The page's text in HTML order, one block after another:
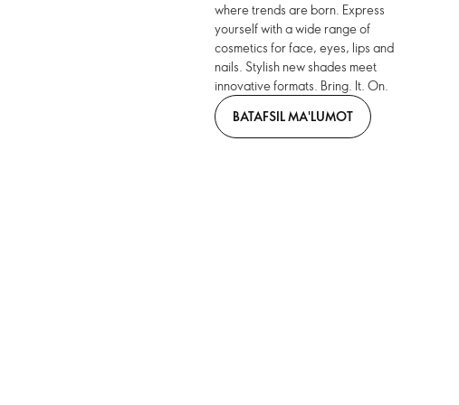
where trends are born. Express
yourself with a wide range of
cosmetics for face, eyes, lips and
nails. Stylish new shades meet
innovative formats. Bring. It. On.
BATAFSIL MA'LUMOT